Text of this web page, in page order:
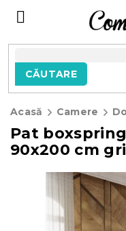
CĂUTARE
Acasă Camere
Pat
90x200 cm gri